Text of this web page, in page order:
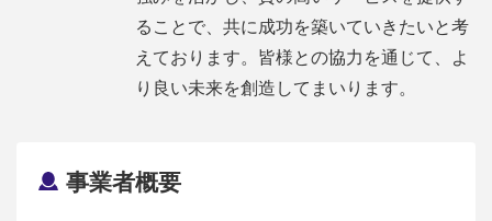
ることで、共に成功を築いていきたいと考
えております。皆様との協力を通じて、よ
り良い未来を創造してまいります。
事業者概要